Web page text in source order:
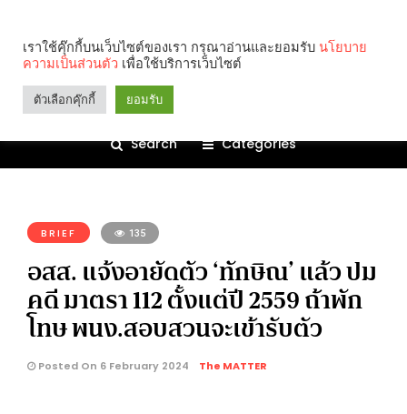
Search Categories
BRIEF 135
อสส. แจ้งอายัดตัว ‘ทักษิณ’ แล้ว ปม
คดี มาตรา 112 ตั้งแต่ปี 2559 ถ้าพัก
โทษ พนง.สอบสวนจะเข้ารับตัว
Posted On 6 February 2024 The MATTER
เราใช้คุ๊กกี้บนเว็บไซต์ของเรา กรุณาอ่านและยอมรับ นโยบาย
ความเป็นส่วนตัว เพื่อใช้บริการเว็บไซต์
ตัวเลือกคุ๊กกี้ ยอมรับ